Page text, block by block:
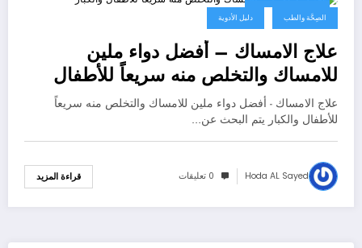
29 مارس، 2023
الصِحَّة والطب دليل الأدوية
علاج الامساك – أفضل دواء ملين
للامساك والتخلص منه سريعاً للأطفال
والكبار
علاج الامساك - أفضل دواء ملين للامساك والتخلص منه سريعاً
للأطفال والكبار يتم البحث عن…
Hoda AL Sayed 0 تعليقات قراءة المزيد